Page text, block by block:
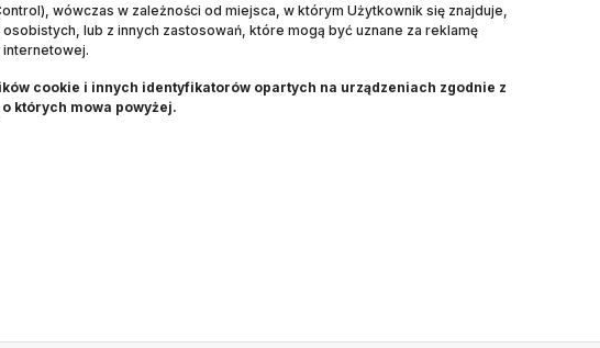
wówczas w zależności od miejsca, w którym Użytkownik się znajduje,
lub z innych zastosowań, które mogą być uznane za reklamę
cookie i innych identyfikatorów opartych na urządzeniach zgodnie z
których mowa powyżej.